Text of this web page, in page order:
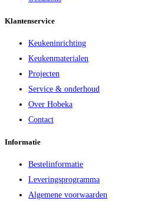
Klantenservice
Keukeninrichting
Keukenmaterialen
Projecten
Service & onderhoud
Over Hobeka
Contact
Informatie
Bestelinformatie
Leveringsprogramma
Algemene voorwaarden